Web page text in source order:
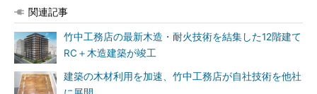
関連記事
竹中工務店の最新木造・耐火技術を結集した12階建て
RC＋木造建築が竣工
建築の木材利用を加速、竹中工務店が自社技術を他社